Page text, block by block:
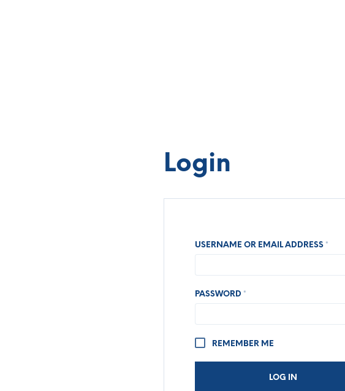
Login
USERNAME OR EMAIL ADDRESS *
PASSWORD *
REMEMBER ME
LOG IN